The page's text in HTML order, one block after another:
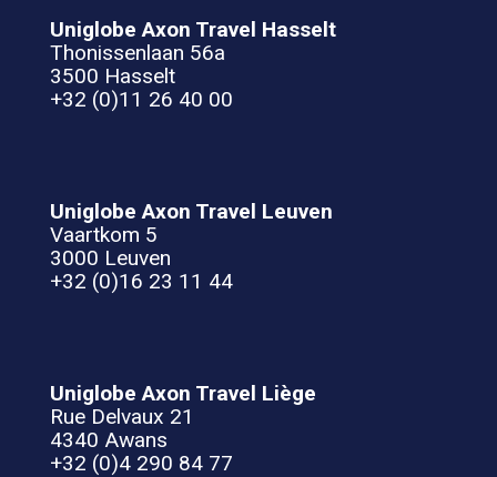
Uniglobe Axon Travel Hasselt
Thonissenlaan 56a
3500 Hasselt
+32 (0)11 26 40 00
Uniglobe Axon Travel Leuven
Vaartkom 5
3000 Leuven
+32 (0)16 23 11 44
Uniglobe Axon Travel Liège
Rue Delvaux 21
4340 Awans
+32 (0)4 290 84 77